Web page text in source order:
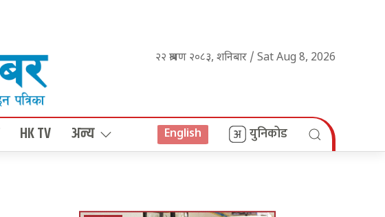
२२ श्रावण २०८३, शनिबार / Sat Aug 8, 2026
HK TV अन्य English युनिकोड